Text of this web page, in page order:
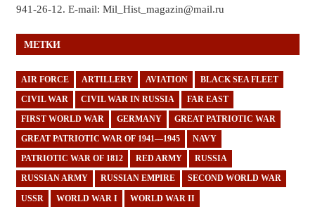
941-26-12. E-mail: Mil_Hist_magazin@mail.ru
МЕТКИ
AIR FORCE ARTILLERY AVIATION BLACK SEA FLEET
CIVIL WAR CIVIL WAR IN RUSSIA FAR EAST
FIRST WORLD WAR GERMANY GREAT PATRIOTIC WAR
GREAT PATRIOTIC WAR OF 1941—1945 NAVY
PATRIOTIC WAR OF 1812 RED ARMY RUSSIA
RUSSIAN ARMY RUSSIAN EMPIRE SECOND WORLD WAR
USSR WORLD WAR I WORLD WAR II